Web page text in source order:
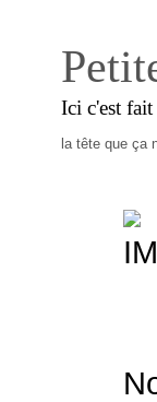
Ici c'est
la tête que ça